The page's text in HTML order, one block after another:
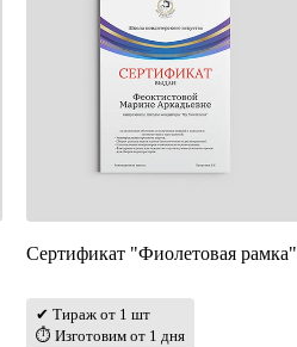
Сертификат "Фиолетовая рамка"
✔ Тираж от 1 шт
⏱ Изготовим от 1 дня